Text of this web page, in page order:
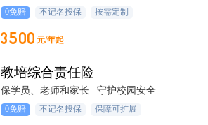
0免赔 不记名投保 按需定制
元/年起
教培综合责任险
保学员、老师和家长 | 守护校园安全
0免赔 不记名投保 保障可扩展